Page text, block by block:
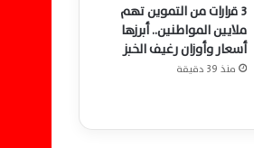
3 قرارات من التموين تهم
ملايين المواطنين.. أبرزها
أسعار وأوزان رغيف الخبز
منذ 39 دقيقة